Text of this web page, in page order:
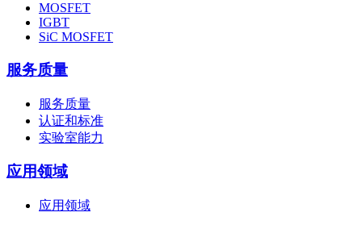
MOSFET
IGBT
SiC MOSFET
服务质量
服务质量
认证和标准
实验室能力
应用领域
应用领域